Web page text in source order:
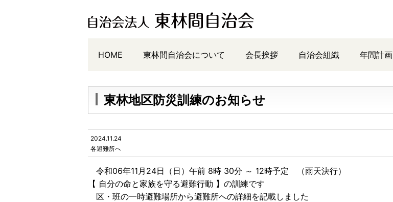
HOME 東林間自治会について 会長挨拶 自治会組織 年間計画
東林地区防災訓練のお知らせ
2024.11.24
各避難所へ
令和06年11月24日（日）午前 8時 30分 ～ 12時予定 （雨天決行）
【 自分の命と家族を守る避難行動 】の訓練です
区・班の一時避難場所から避難所への詳細を記載しました